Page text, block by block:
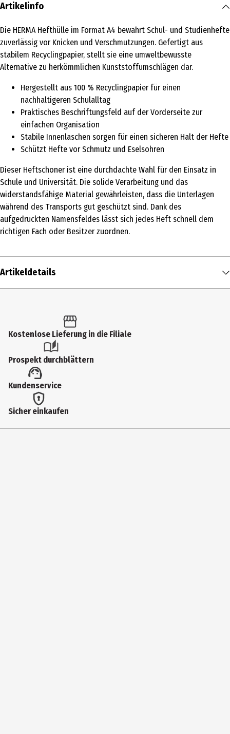
Artikelinfo
Die HERMA Hefthülle im Format A4 bewahrt Schul- und Studienhefte
zuverlässig vor Knicken und Verschmutzungen. Gefertigt aus
stabilem Recyclingpapier, stellt sie eine umweltbewusste
Alternative zu herkömmlichen Kunststoffumschlägen dar.
Hergestellt aus 100 % Recyclingpapier für einen
nachhaltigeren Schulalltag
Praktisches Beschriftungsfeld auf der Vorderseite zur
einfachen Organisation
Stabile Innenlaschen sorgen für einen sicheren Halt der Hefte
Schützt Hefte vor Schmutz und Eselsohren
Dieser Heftschoner ist eine durchdachte Wahl für den Einsatz in
Schule und Universität. Die solide Verarbeitung und das
widerstandsfähige Material gewährleisten, dass die Unterlagen
während des Transports gut geschützt sind. Dank des
aufgedruckten Namensfeldes lässt sich jedes Heft schnell dem
richtigen Fach oder Besitzer zuordnen.
Artikeldetails
Produkttyp
Sonstiger Schulbedarf
Kostenlose Lieferung in die Filiale
Prospekt durchblättern
Kundenservice
Sicher einkaufen